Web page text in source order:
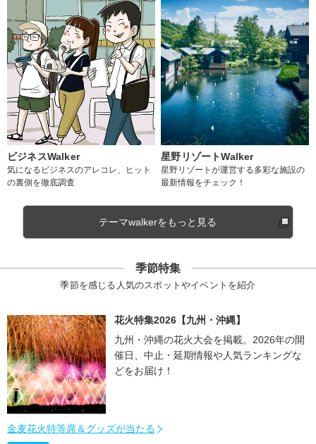
ビジネスWalker
気になるビジネスのアレコレ、ヒット
の裏側を徹底調査
星野リゾートWalker
星野リゾートが運営する多彩な施設の
最新情報をチェック！
テーマwalkerをもっと見る
季節特集
季節を感じる人気のスポットやイベントを紹介
花火特集2026【九州・沖縄】
九州・沖縄の花火大会を掲載。2026年の開
催日、中止・延期情報や人気ランキングな
どをお届け！
金麦花火特等席＆グッズが当たる